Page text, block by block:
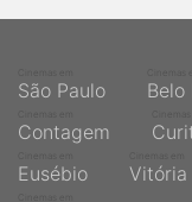
São Paulo Belo
Contagem
Eusébio Vitória